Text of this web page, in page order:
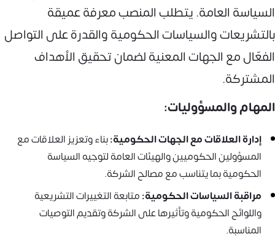
السياسة العامة. يتطلب المنصب معرفة عميقة
بالتشريعات والسياسات الحكومية والقدرة على التواصل
الفعّال مع الجهات المعنية لضمان تحقيق الأهداف
المشتركة.
المهام والمسؤوليات:
إدارة العلاقات مع الجهات الحكومية:بناء وتعزيز العلاقات مع
المسؤولين الحكوميين والهيئات العامة لتوجيه السياسة
الحكومية بما يتناسب مع مصالح الشركة.
مراقبة السياسات الحكومية:متابعة التغييرات التشريعية
واللوائح الحكومية وتأثيرها على الشركة وتقديم التوصيات
المناسبة.